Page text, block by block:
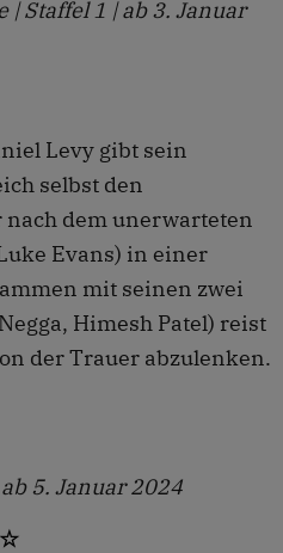
| Staffel 1 | ab 3. Januar
Levy gibt sein
selbst den
nach dem unerwarteten
Evans) in einer
mit seinen zwei
Himesh Patel) reist
der Trauer abzulenken.
5. Januar 2024